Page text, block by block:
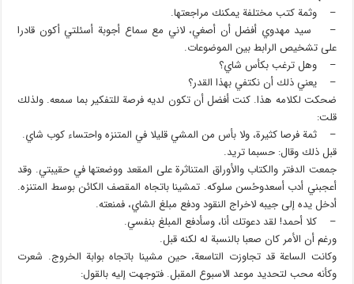
– وثمة كتب مختلفة يمكنك مراجعتها.
– سيد مهدوي أفضل أن أصغي، لاني مع سماع أجوبة أسئلتي أكون قادرا
على تشخيص الرابط بين الموضوعات.
– وهل ترغب بكأس شاي؟
– يعني ذلك أن نكتفي بهذا القدر؟
ضحكت لكلامه هذا. كنت أفضل أن تكون لديه فرصة للتفكير بما سمعه. ولذلك
قلت:
– ثمة فرصا كثيرة، ولا بأس من المشي قليلا في المتنزه واحتساء كوب شاي.
قبل ذلك وقال: حسبما تريد.
جمعت الدفتر والكتاب والأوراق المتناثرة على المقعد ووضعتها في حقيبتي. وقد
أعجبني أدب أسعدوحُسن سلوكه. تمشينا باتجاه المقصف الكائن بوسط المتنزه.
أدخل يده إلى جيبه لاخراج النقود ودفع مبلغ الشاي، فمنعته.
– كلا أحمد! لقد دعوتك أنا، وسأدفع المبلغ بنفسي.
ورغم أن الأمر كان صعبا بالنسبة له لكنه قبل.
وكانت الساعة قد تجاوزت التاسعة، حين مشينا باتجاه بوابة الخروج. شعرت
وكأنه محب لتحديد موعد الاسبوع المقبل. فتوجهت إليه بالقول: